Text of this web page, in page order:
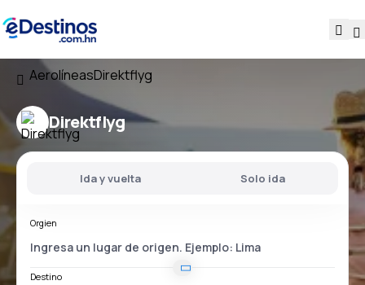
AerolíneasDirektflyg
Direktflyg
Ida y vuelta Solo ida
Orgien
Destino